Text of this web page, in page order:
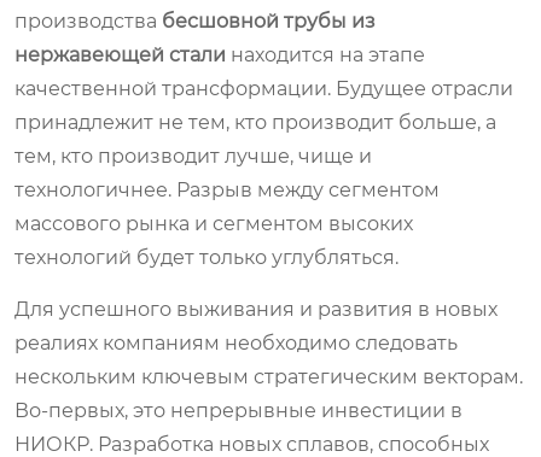
производства бесшовной трубы из
нержавеющей стали находится на этапе
качественной трансформации. Будущее отрасли
принадлежит не тем, кто производит больше, а
тем, кто производит лучше, чище и
технологичнее. Разрыв между сегментом
массового рынка и сегментом высоких
технологий будет только углубляться.
Для успешного выживания и развития в новых
реалиях компаниям необходимо следовать
нескольким ключевым стратегическим векторам.
Во-первых, это непрерывные инвестиции в
НИОКР. Разработка новых сплавов, способных